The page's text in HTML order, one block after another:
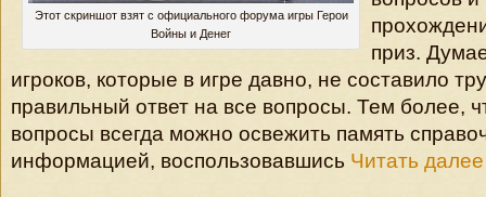
Этот скриншот взят с официального форума игры Герои
Войны и Денег
приз.
игроков, которые в игре давно, не составило
правильный ответ на все вопросы. Тем более,
вопросы всегда можно освежить память
информацией, воспользовавшись Читать